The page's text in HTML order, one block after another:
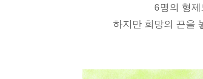
6명의 형
하지만 희망의 끈을